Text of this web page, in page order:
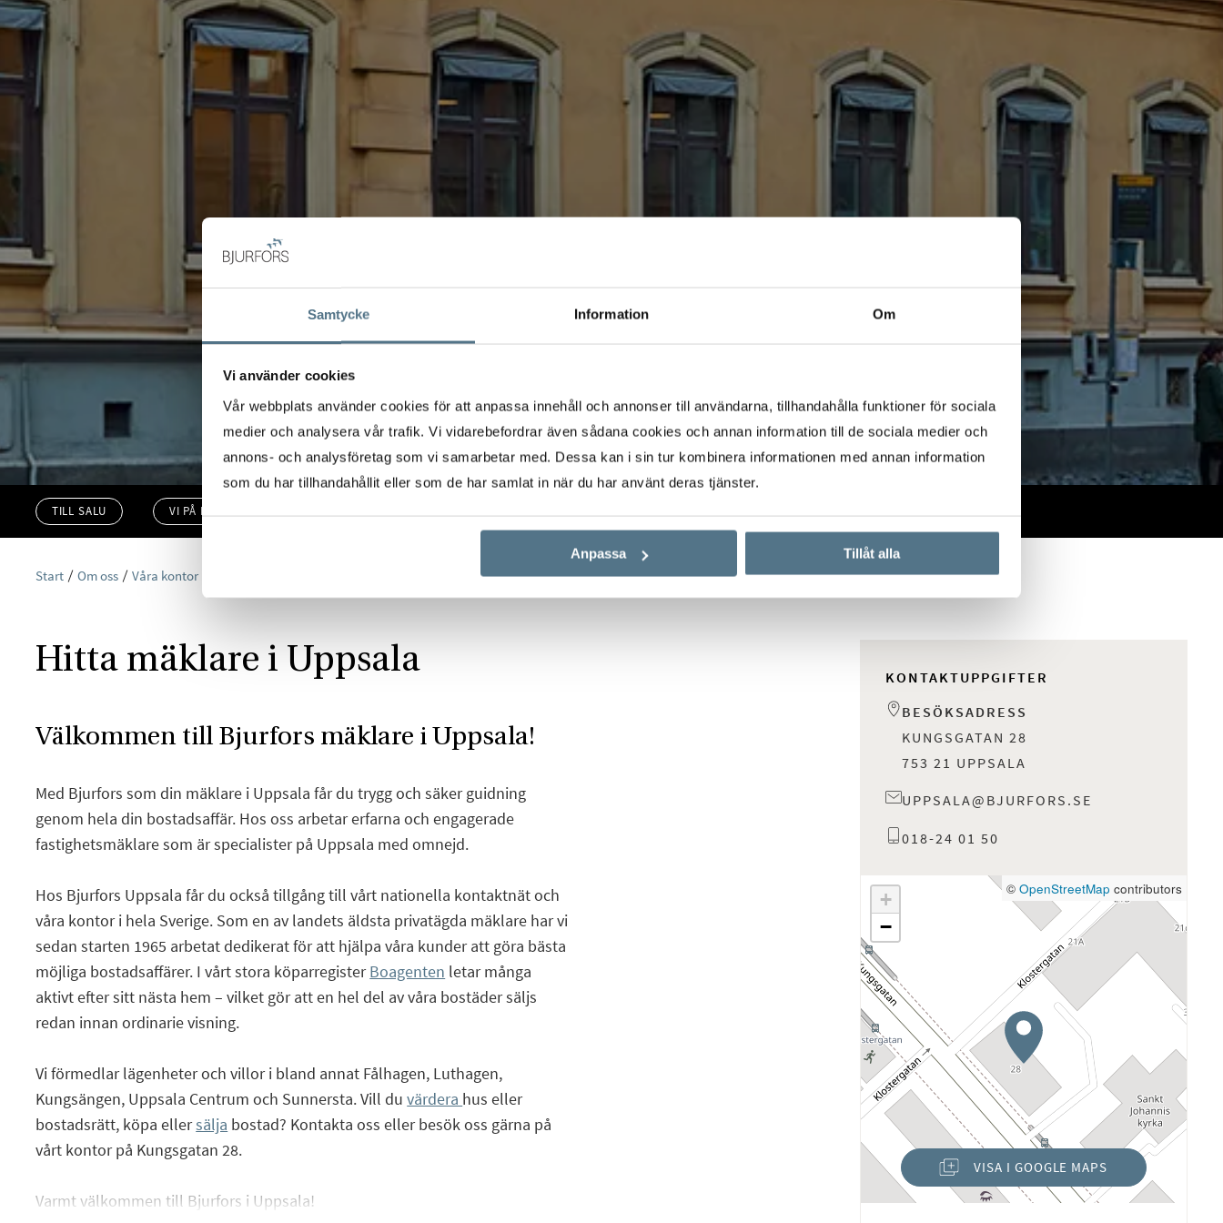
Samtycke Information Om
Vi använder cookies
Vår webbplats använder cookies för att anpassa innehåll och annonser till användarna, tillhandahålla funktioner för sociala
medier och analysera vår trafik. Vi vidarebefordrar även sådana cookies och annan information till de sociala medier och
annons- och analysföretag som vi samarbetar med. Dessa kan i sin tur kombinera informationen med annan information
som du har tillhandahållit eller som de har samlat in när du har använt deras tjänster.
Anpassa Tillåt alla
TILL SALU VI PÅ KONTORET
Start Om oss Våra kontor
Hitta mäklare i Uppsala
Välkommen till Bjurfors mäklare i Uppsala!
Med Bjurfors som din mäklare i Uppsala får du trygg och säker guidning
genom hela din bostadsaffär. Hos oss arbetar erfarna och engagerade
fastighetsmäklare som är specialister på Uppsala med omnejd.
Hos Bjurfors Uppsala får du också tillgång till vårt nationella kontaktnät och
våra kontor i hela Sverige. Som en av landets äldsta privatägda mäklare har vi
sedan starten 1965 arbetat dedikerat för att hjälpa våra kunder att göra bästa
möjliga bostadsaffärer. I vårt stora köparregisterBoagenten letar många
aktivt efter sitt nästa hem – vilket gör att en hel del av våra bostäder säljs
redan innan ordinarie visning.
Vi förmedlar lägenheter och villor i bland annat Fålhagen, Luthagen,
Kungsängen, Uppsala Centrum och Sunnersta. Vill duvärdera hus eller
bostadsrätt, köpa ellersälja bostad? Kontakta oss eller besök oss gärna på
vårt kontor på Kungsgatan 28.
Varmt välkommen till Bjurfors i Uppsala!
KONTAKTUPPGIFTER
BESÖKSADRESS
KUNGSGATAN 28
753 21 UPPSALA
UPPSALA@BJURFORS.SE
018-24 01 50
+
−
© OpenStreetMap contributors
VISA I GOOGLE MAPS
(ÖPPNAS I NYTT FÖNSTER)